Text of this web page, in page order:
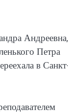
Андреевна,
Петра
в